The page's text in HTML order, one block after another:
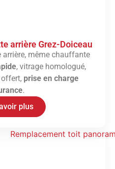
arrière Grez-Doiceau
arrière, même chauffante
, vitrage homologué,
prise en charge
.
plus